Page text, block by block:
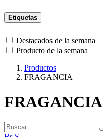
Etiquetas
Destacados de la semana
Producto de la semana
Productos
FRAGANCIA
FRAGANCIA